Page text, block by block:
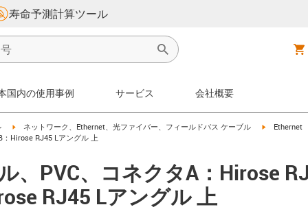
寿命予測計算ツール
国内の使用事例 サービス 会社概要
igus-icon-arrow-right
ネットワーク、Ethernet、光ファイバー、フィールドバス ケーブル igus-icon-
Ethernet
Hirose RJ45 Lアングル 上
、PVC、コネクタA：Hirose
RJ45 Lアングル 上